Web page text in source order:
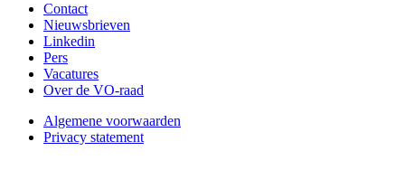
Contact
Nieuwsbrieven
Linkedin
Pers
Vacatures
Over de VO-raad
Algemene voorwaarden
Privacy statement